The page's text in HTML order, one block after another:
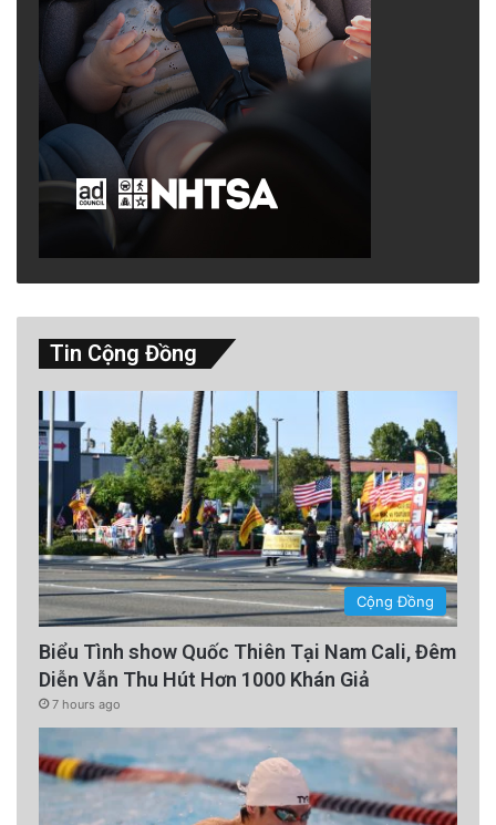
Tin Cộng Đồng
Cộng Đồng
Biểu Tình show Quốc Thiên Tại Nam Cali, Đêm
Diễn Vẫn Thu Hút Hơn 1000 Khán Giả
7 hours ago